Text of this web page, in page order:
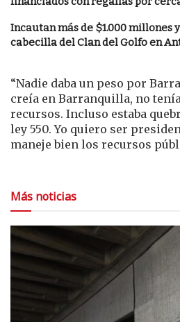
Incautan más de $1.000 millones
cabecilla del Clan del Golfo en
“Nadie daba un peso por
creía en Barranquilla, no
recursos. Incluso estaba
ley 550. Yo quiero ser
maneje bien los recursos
Más noticias